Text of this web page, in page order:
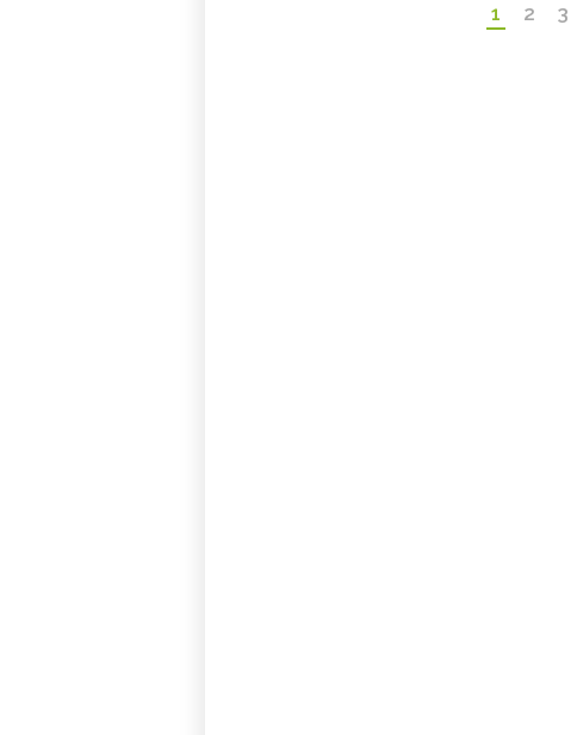
1 2 3